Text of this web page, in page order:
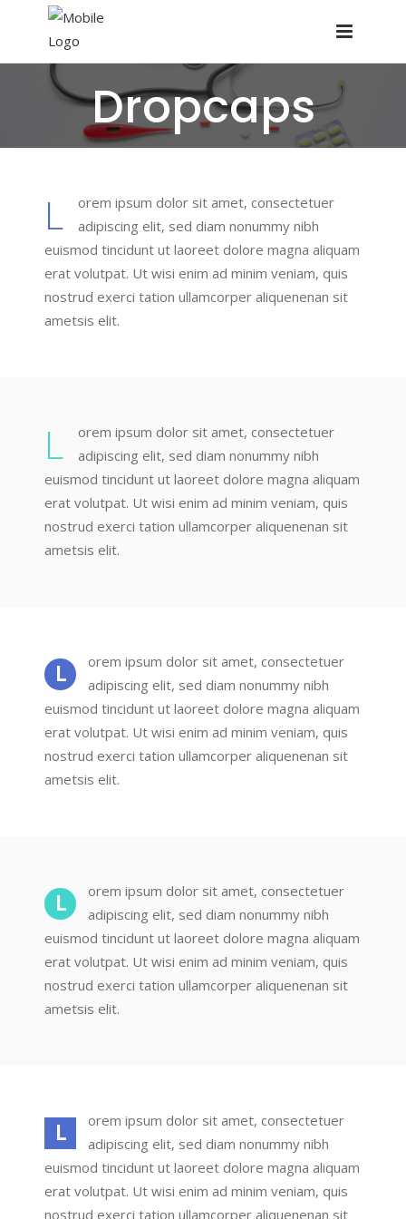
Dropcaps
L
orem ipsum dolor sit amet, consectetuer
adipiscing elit, sed diam nonummy nibh
euismod tincidunt ut laoreet dolore magna aliquam
erat volutpat. Ut wisi enim ad minim veniam, quis
nostrud exerci tation ullamcorper aliquenenan sit
ametsis elit.
L
orem ipsum dolor sit amet, consectetuer
adipiscing elit, sed diam nonummy nibh
euismod tincidunt ut laoreet dolore magna aliquam
erat volutpat. Ut wisi enim ad minim veniam, quis
nostrud exerci tation ullamcorper aliquenenan sit
ametsis elit.
L
orem ipsum dolor sit amet, consectetuer
adipiscing elit, sed diam nonummy nibh
euismod tincidunt ut laoreet dolore magna aliquam
erat volutpat. Ut wisi enim ad minim veniam, quis
nostrud exerci tation ullamcorper aliquenenan sit
ametsis elit.
L
orem ipsum dolor sit amet, consectetuer
adipiscing elit, sed diam nonummy nibh
euismod tincidunt ut laoreet dolore magna aliquam
erat volutpat. Ut wisi enim ad minim veniam, quis
nostrud exerci tation ullamcorper aliquenenan sit
ametsis elit.
L
orem ipsum dolor sit amet, consectetuer
adipiscing elit, sed diam nonummy nibh
euismod tincidunt ut laoreet dolore magna aliquam
erat volutpat. Ut wisi enim ad minim veniam, quis
nostrud exerci tation ullamcorper aliquenenan sit